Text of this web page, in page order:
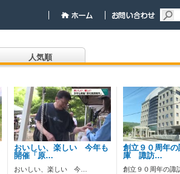
人気順
おいしい、楽しい 今年も
開催「原…
おいしい、楽しい 今…
創立９０周年
庫 諏訪…
創立９０周年の諏